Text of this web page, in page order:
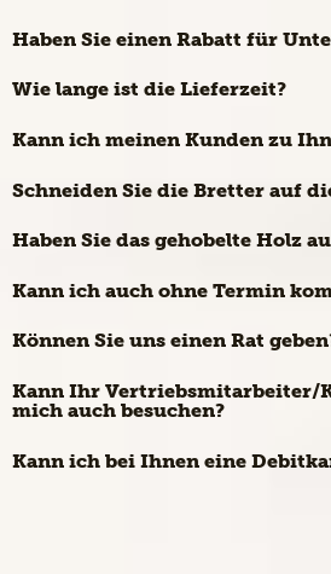
Haben Sie einen Rabatt für
Wie lange ist die Lieferzeit?
Kann ich meinen Kunden zu
Schneiden Sie die Bretter auf
Haben Sie das gehobelte Holz
Kann ich auch ohne Termin
Können Sie uns einen Rat
Kann Ihr Vertriebsmitarbeiter/
mich auch besuchen?
Kann ich bei Ihnen eine